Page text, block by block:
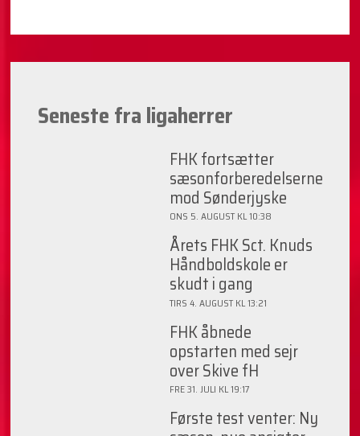
Seneste fra ligaherrer
FHK fortsætter
sæsonforberedelserne
mod Sønderjyske
ONS 5. AUGUST KL 10:38
Årets FHK Sct. Knuds
Håndboldskole er
skudt i gang
TIRS 4. AUGUST KL 13:21
FHK åbnede
opstarten med sejr
over Skive fH
FRE 31. JULI KL 19:17
Første test venter: Ny